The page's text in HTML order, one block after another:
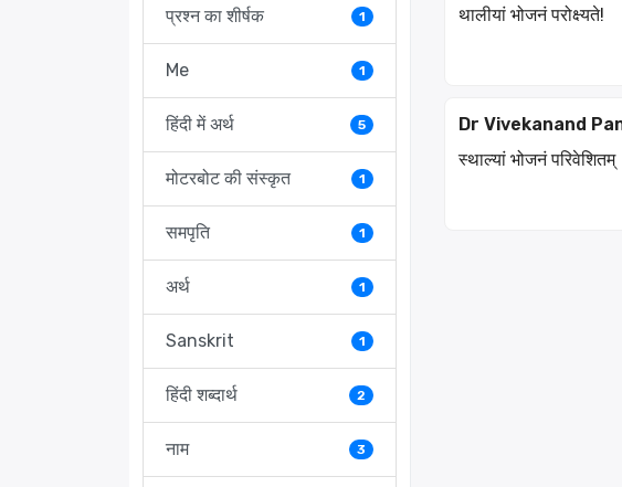
प्रश्न का शीर्षक 1
Me 1
हिंदी में अर्थ 5
मोटरबोट की संस्कृत 1
समपृति 1
अर्थ 1
Sanskrit 1
हिंदी शब्दार्थ 2
नाम 3
थालीयां भोजनं परोक्ष्यते!
Dr Vivekanand
स्थाल्यां भोजनं परिवेशितम्